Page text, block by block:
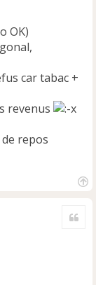
OK)
car tabac +
revenus
repos